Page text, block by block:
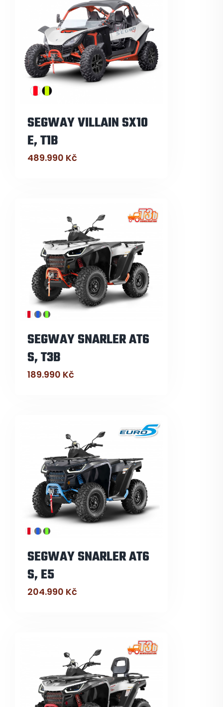
SEGWAY VILLAIN SX10
E, T1B
489.990 Kč
SEGWAY SNARLER AT6
S, T3B
189.990 Kč
SEGWAY SNARLER AT6
S, E5
204.990 Kč